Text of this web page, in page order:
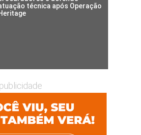
técnica após Operação
publicidade